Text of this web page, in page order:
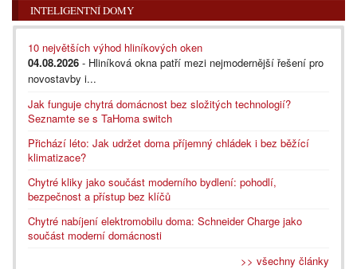
INTELIGENTNÍ DOMY
10 největších výhod hliníkových oken
04.08.2026 - Hliníková okna patří mezi nejmodernější řešení pro
novostavby i...
Jak funguje chytrá domácnost bez složitých technologií?
Seznamte se s TaHoma switch
Přichází léto: Jak udržet doma příjemný chládek i bez běžící
klimatizace?
Chytré kliky jako součást moderního bydlení: pohodlí,
bezpečnost a přístup bez klíčů
Chytré nabíjení elektromobilu doma: Schneider Charge jako
součást moderní domácnosti
>> všechny články